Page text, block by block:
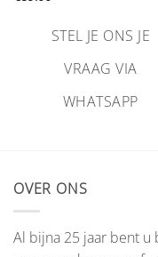
STEL JE ONS JE
VRAAG VIA
WHATSAPP
OVER ONS
Al bijna 25 jaar bent u